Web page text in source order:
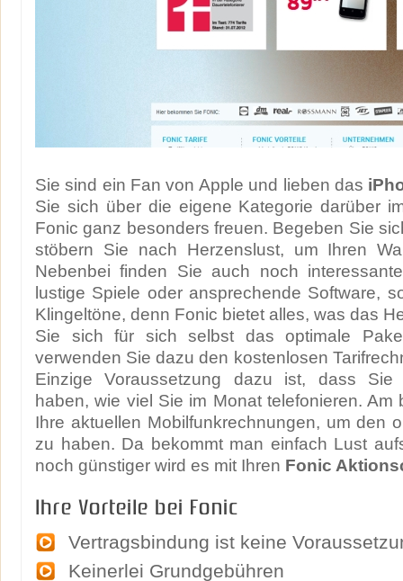
Sie sind ein Fan von Apple und lieben das
Sie sich über die eigene Kategorie darüber
Fonic ganz besonders freuen. Begeben Sie
stöbern Sie nach Herzenslust, um Ihren
Nebenbei finden Sie auch noch
lustige Spiele oder ansprechende Software,
Klingeltöne, denn Fonic bietet alles, was das
Sie sich für sich selbst das optimale
verwenden Sie dazu den kostenlosen
Einzige Voraussetzung dazu ist, dass Sie
haben, wie viel Sie im Monat telefonieren. Am
Ihre aktuellen Mobilfunkrechnungen, um den
zu haben. Da bekommt man einfach Lust
noch günstiger wird es mit Ihren Fonic
Ihre Vorteile bei Fonic
Vertragsbindung ist keine
Keinerlei Grundgebühren